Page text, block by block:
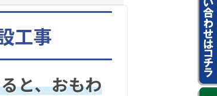
工事
と、おもわ